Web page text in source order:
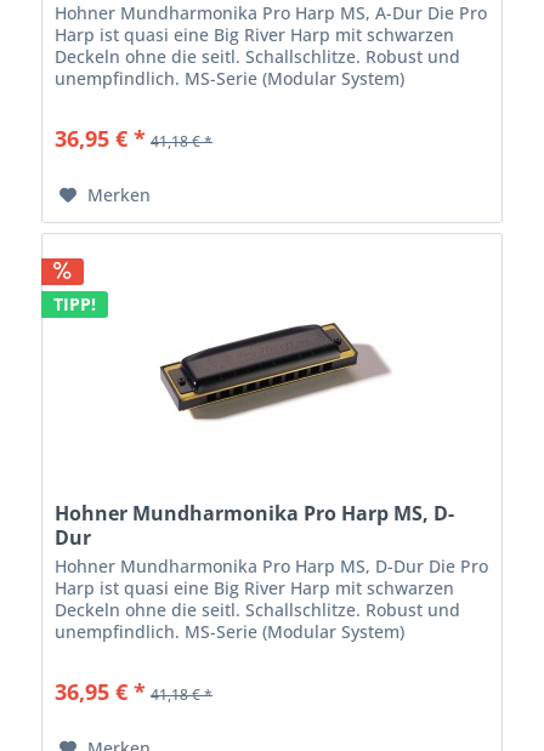
Hohner Mundharmonika Pro Harp MS, A-Dur Die Pro
Harp ist quasi eine Big River Harp mit schwarzen
Deckeln ohne die seitl. Schallschlitze. Robust und
unempfindlich. MS-Serie (Modular System)
36,95 € * 41,18 € *
Merken
TIPP!
Hohner Mundharmonika Pro Harp MS, D-
Dur
Hohner Mundharmonika Pro Harp MS, D-Dur Die Pro
Harp ist quasi eine Big River Harp mit schwarzen
Deckeln ohne die seitl. Schallschlitze. Robust und
unempfindlich. MS-Serie (Modular System)
36,95 € * 41,18 € *